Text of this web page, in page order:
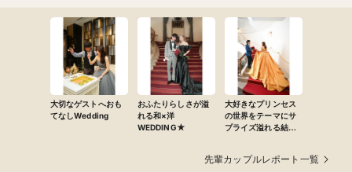
大切なゲストへおも
てなしWedding
おふたりらしさが溢
れる和×洋
WEDDING★
大好きなプリンセス
の世界をテーマにサ
プライズ溢れる結婚
先輩カップルレポート一覧